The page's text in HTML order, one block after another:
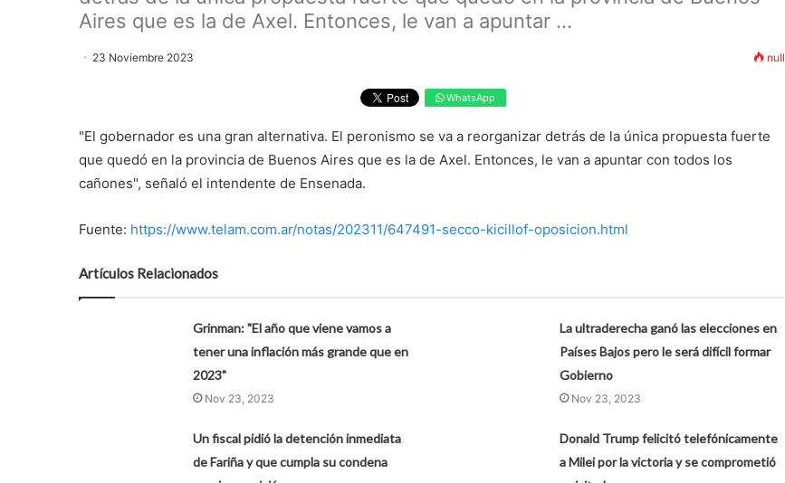
Aires que es la de Axel. Entonces, le van a apuntar ...
23 Noviembre 2023 null
WhatsApp
"El gobernador es una gran alternativa. El peronismo se va a reorganizar detrás de la única propuesta fuerte
que quedó en la provincia de Buenos Aires que es la de Axel. Entonces, le van a apuntar con todos los
cañones", señaló el intendente de Ensenada.
Fuente: https://www.telam.com.ar/notas/202311/647491-secco-kicillof-oposicion.html
Artículos Relacionados
Grinman: "El año que viene vamos a
tener una inflación más grande que en
2023"
Nov 23, 2023
La ultraderecha ganó las elecciones en
Países Bajos pero le será difícil formar
Gobierno
Nov 23, 2023
Un fiscal pidió la detención inmediata
de Fariña y que cumpla su condena
Donald Trump felicitó telefónicamente
a Milei por la victoria y se comprometió